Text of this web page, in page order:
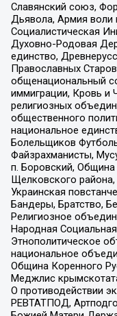
Славянский союз,
Дьявола, Армия воли
Социалистическая
Духовно-Родовая
единство,
Православных
общенациональный
иммиграции, Кровь и
религиозных
общественного
национальное
Болельщиков
Файзрахманисты,
п. Боровский,
Щелковского
Украинская
Бандеры, Братство,
Религиозное
Народная
Этнополитическое
национальное
Община Коренного
Меджлис
О противодействии
РЕВТАТПОД,